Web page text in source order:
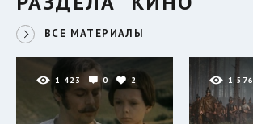
ВСЕ МАТЕРИАЛЫ
1 423 0 2 1 576